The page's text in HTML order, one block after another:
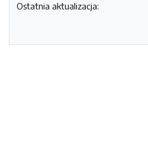
Ostatnia aktualizacja: